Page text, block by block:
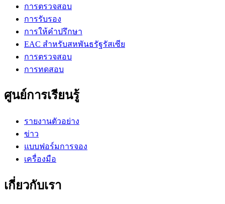
การตรวจสอบ
การรับรอง
การให้คำปรึกษา
EAC สำหรับสหพันธรัฐรัสเซีย
การตรวจสอบ
การทดสอบ
ศูนย์การเรียนรู้
รายงานตัวอย่าง
ข่าว
แบบฟอร์มการจอง
เครื่องมือ
เกี่ยวกับเรา